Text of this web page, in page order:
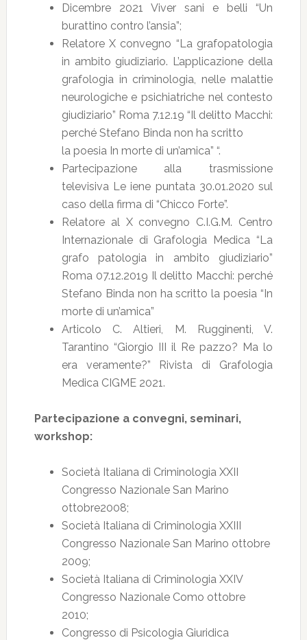
Dicembre 2021 Viver sani e belli “Un
burattino contro l’ansia”;
Relatore X convegno “La grafopatologia
in ambito giudiziario. L’applicazione della
grafologia in criminologia, nelle malattie
neurologiche e psichiatriche nel contesto
giudiziario” Roma 7.12.19 “Il delitto Macchi:
perché Stefano Binda non ha scritto
la poesia In morte di un’amica” “.
Partecipazione alla trasmissione
televisiva Le iene puntata 30.01.2020 sul
caso della firma di “Chicco Forte”.
Relatore al X convegno C.I.G.M. Centro
Internazionale di Grafologia Medica “La
grafo patologia in ambito giudiziario”
Roma 07.12.2019 Il delitto Macchi: perché
Stefano Binda non ha scritto la poesia “In
morte di un’amica”
Articolo C. Altieri, M. Rugginenti, V.
Tarantino “Giorgio III il Re pazzo? Ma lo
era veramente?” Rivista di Grafologia
Medica CIGME 2021.
Partecipazione a convegni, seminari,
workshop:
Società Italiana di Criminologia XXII
Congresso Nazionale San Marino
ottobre2008;
Società Italiana di Criminologia XXIII
Congresso Nazionale San Marino ottobre
2009;
Società Italiana di Criminologia XXIV
Congresso Nazionale Como ottobre
2010;
Congresso di Psicologia Giuridica